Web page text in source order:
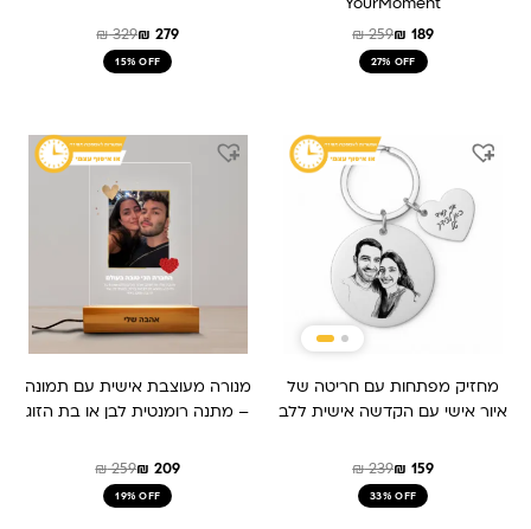
₪259₪ 189
27% OFF
₪329₪ 279
15% OFF
מחזיק מפתחות עם חריטה של
איור אישי עם הקדשה אישית ללב
₪239
המקורי
היה:
₪ 239.
₪ 159
הנוכחי
הוא:
₪ 159.
33% OFF
מנורה מעוצבת אישית עם תמונה
– מתנה רומנטית לבן או בת הזוג
₪259
המחיר
המקורי
₪ 209
המחיר
הנוכחי
19% OFF